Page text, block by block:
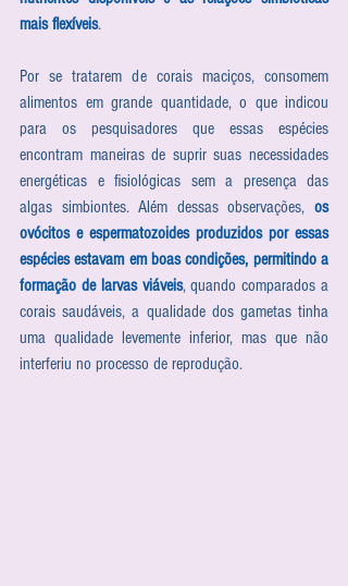
mais flexíveis.
Por se tratarem de corais maciços, consomem
alimentos em grande quantidade, o que indicou
para os pesquisadores que essas espécies
encontram maneiras de suprir suas necessidades
energéticas e fisiológicas sem a presença das
algas simbiontes. Além dessas observações, os
ovócitos e espermatozoides produzidos por essas
espécies estavam em boas condições, permitindo a
formação de larvas viáveis, quando comparados a
corais saudáveis, a qualidade dos gametas tinha
uma qualidade levemente inferior, mas que não
interferiu no processo de reprodução.